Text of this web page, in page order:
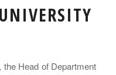
, the Head of Department